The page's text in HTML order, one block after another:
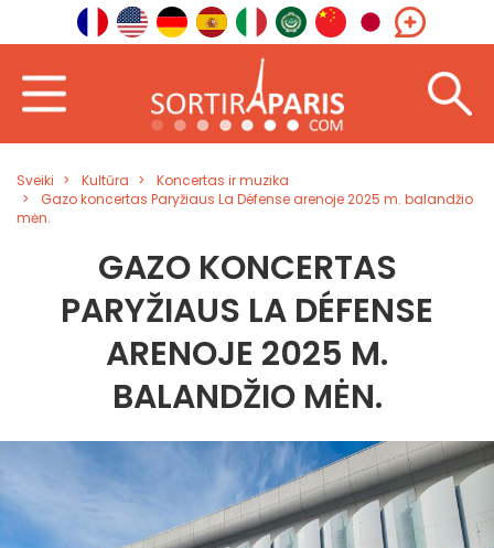
Sveiki Kultūra
Koncertas ir muzika
Gazo koncertas Paryžiaus La Défense arenoje 2025 m. balandžio
mėn.
GAZO KONCERTAS
PARYŽIAUS LA DÉFENSE
ARENOJE 2025 M.
BALANDŽIO MĖN.